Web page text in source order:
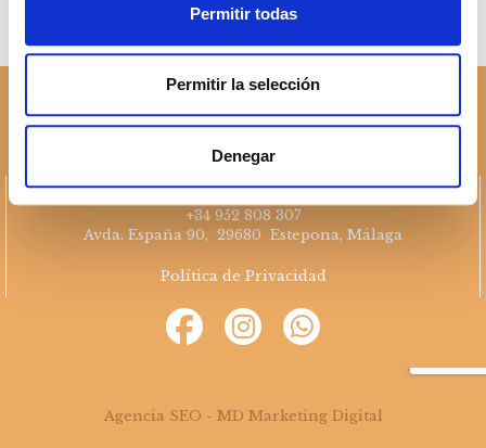
Permitir todas
Permitir la selección
Denegar
+34 952 808 307
Avda. España 90, 29680 Estepona, Málaga
Política de Privacidad
Agencia SEO - MD Marketing Digital